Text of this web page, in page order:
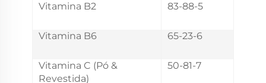
Vitamina B2 83-88-5
Vitamina B6 65-23-6
Vitamina C (Pó &
Revestida)
50-81-7